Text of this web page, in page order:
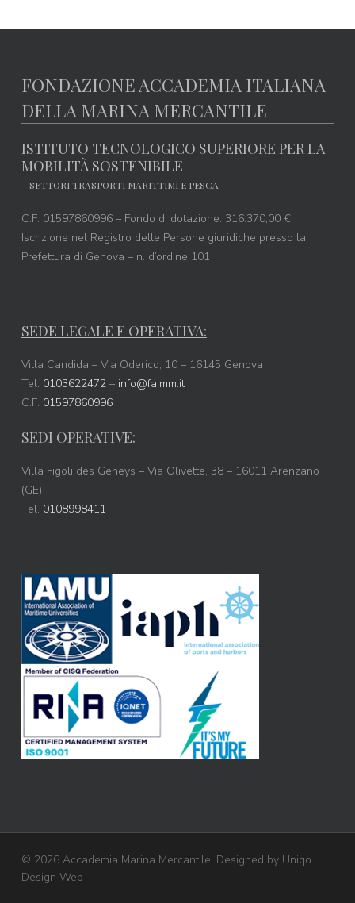
FONDAZIONE ACCADEMIA ITALIANA
DELLA MARINA MERCANTILE
ISTITUTO TECNOLOGICO SUPERIORE PER LA
MOBILITÀ SOSTENIBILE
– SETTORI TRASPORTI MARITTIMI E PESCA –
C.F. 01597860996 – Fondo di dotazione: 316.370,00 €
Iscrizione nel Registro delle Persone giuridiche presso la
Prefettura di Genova – n. d’ordine 101
SEDE LEGALE E OPERATIVA:
Villa Candida – Via Oderico, 10 – 16145 Genova
Tel. 0103622472– info@faimm.it
C.F. 01597860996
SEDI OPERATIVE:
Villa Figoli des Geneys – Via Olivette, 38 – 16011 Arenzano
(GE)
Tel. 0108998411
© 2026 Accademia Marina Mercantile. Designed by Uniqo
Design Web